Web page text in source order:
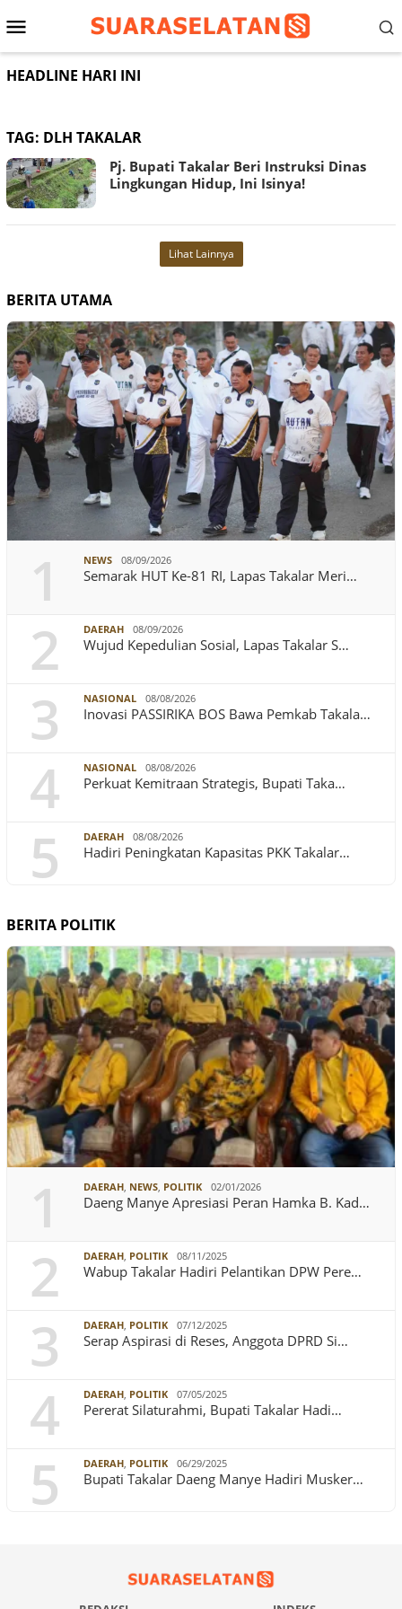
ke
Menu
Mobile
HEADLINE HARI INI
TAG: DLH TAKALAR
Pj. Bupati Takalar Beri Instruksi Dinas
Lingkungan Hidup, Ini Isinya!
Lihat Lainnya
BERITA UTAMA
1 NEWS 08/09/2026
Semarak HUT Ke-81 RI, Lapas Takalar Meri…
2 DAERAH 08/09/2026
Wujud Kepedulian Sosial, Lapas Takalar S…
3 NASIONAL 08/08/2026
Inovasi PASSIRIKA BOS Bawa Pemkab Takala…
4 NASIONAL 08/08/2026
Perkuat Kemitraan Strategis, Bupati Taka…
5 DAERAH 08/08/2026
Hadiri Peningkatan Kapasitas PKK Takalar…
BERITA POLITIK
1 DAERAH, NEWS, POLITIK 02/01/2026
Daeng Manye Apresiasi Peran Hamka B. Kad…
2 DAERAH, POLITIK 08/11/2025
Wabup Takalar Hadiri Pelantikan DPW Pere…
3 DAERAH, POLITIK 07/12/2025
Serap Aspirasi di Reses, Anggota DPRD Si…
4 DAERAH, POLITIK 07/05/2025
Pererat Silaturahmi, Bupati Takalar Hadi…
5 DAERAH, POLITIK 06/29/2025
Bupati Takalar Daeng Manye Hadiri Musker…